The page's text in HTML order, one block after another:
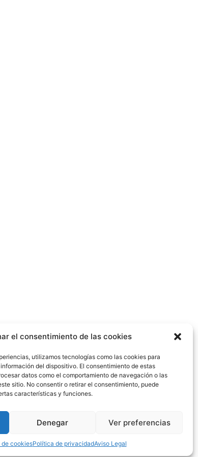
el consentimiento de las cookies
utilizamos tecnologías como las cookies para
del dispositivo. El consentimiento de estas
datos como el comportamiento de navegación o las
sitio. No consentir o retirar el consentimiento, puede
características y funciones.
Denegar Ver preferencias
de cookiesPolítica de privacidadAviso Legal
PORTFOLIO CONTACTO
Política de privacidad
Política de cookies